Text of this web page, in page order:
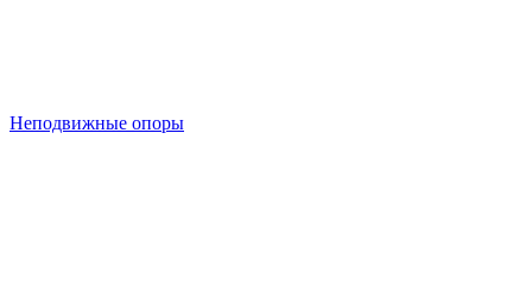
Неподвижные опоры